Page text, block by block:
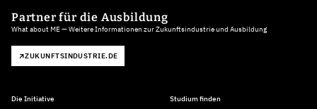
Partner für die Ausbildung
What about ME — Weitere Informationen zur Zukunftsindustrie und Ausbildung
ZUKUNFTSINDUSTRIE.DE
Die Initiative
Studium finden